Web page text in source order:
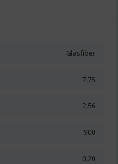
Glasfiber
7,75
2,56
900
0,20